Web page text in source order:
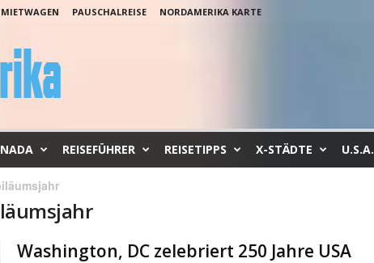
MIETWAGEN PAUSCHALREISE NORDAMERIKA KARTE
REISEFÜHRER REISETIPPS X-STÄDTE U.S.A.
Washington, DC zelebriert 250 Jahre USA